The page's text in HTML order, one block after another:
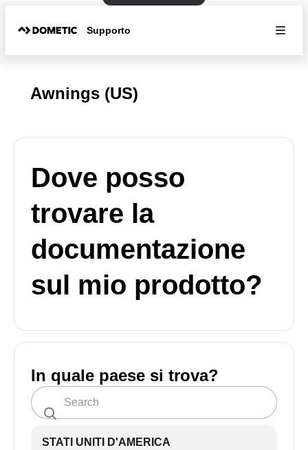
Supporto
Awnings (US)
Dove posso
trovare la
documentazione
sul mio prodotto?
In quale paese si trova?
STATI UNITI D'AMERICA